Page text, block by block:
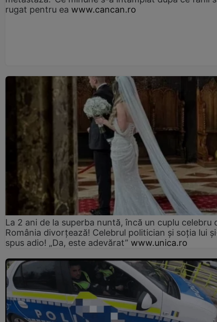
rugat pentru ea www.cancan.ro
La 2 ani de la superba nuntă, încă un cuplu celebru
România divorțează! Celebrul politician și soția lui
spus adio! „Da, este adevărat” www.unica.ro